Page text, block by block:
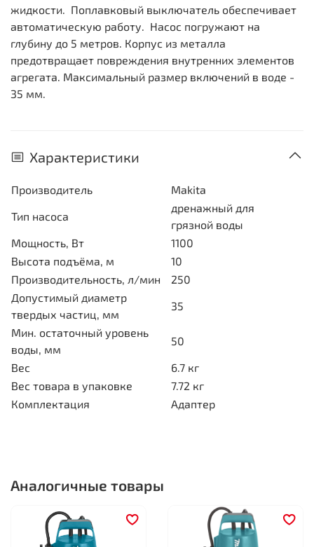
жидкости. Поплавковый выключатель обеспечивает
автоматическую работу. Насос погружают на
глубину до 5 метров. Корпус из металла
предотвращает повреждения внутренних элементов
агрегата. Максимальный размер включений в воде -
35 мм.
Характеристики
Производитель
Makita
Тип насоса
дренажный для
грязной воды
Мощность, Вт
1100
Высота подъёма, м
10
Производительность, л/мин
250
Допустимый диаметр
твердых частиц, мм
35
Мин. остаточный уровень
воды, мм
50
Вес
6.7 кг
Вес товара в упаковке
7.72 кг
Комплектация
Адаптер
Аналогичные товары